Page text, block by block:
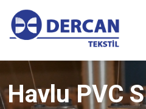
Havlu PVC